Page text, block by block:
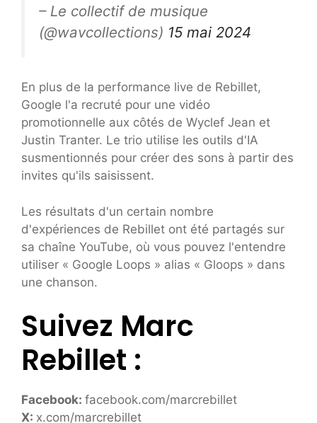
– Le collectif de musique
(@wavcollections) 15 mai 2024
En plus de la performance live de Rebillet,
Google l'a recruté pour une vidéo
promotionnelle aux côtés de Wyclef Jean et
Justin Tranter. Le trio utilise les outils d'IA
susmentionnés pour créer des sons à partir des
invites qu'ils saisissent.
Les résultats d'un certain nombre
d'expériences de Rebillet ont été partagés sur
sa chaîne YouTube, où vous pouvez l'entendre
utiliser « Google Loops » alias « Gloops » dans
une chanson.
Suivez Marc
Rebillet :
Facebook: facebook.com/marcrebillet
X: x.com/marcrebillet